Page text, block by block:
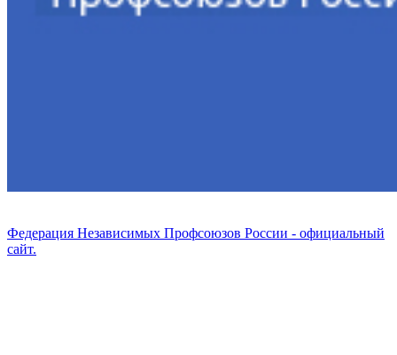
Федерация Независимых Профсоюзов России - официальный
сайт.